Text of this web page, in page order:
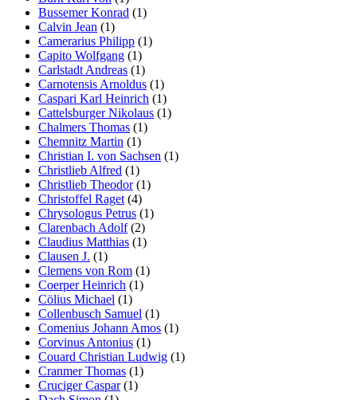
Bussemer Konrad (1)
Calvin Jean (1)
Camerarius Philipp (1)
Capito Wolfgang (1)
Carlstadt Andreas (1)
Carnotensis Arnoldus (1)
Caspari Karl Heinrich (1)
Cattelsburger Nikolaus (1)
Chalmers Thomas (1)
Chemnitz Martin (1)
Christian I. von Sachsen (1)
Christlieb Alfred (1)
Christlieb Theodor(1)
Christoffel Raget (4)
Chrysologus Petrus (1)
Clarenbach Adolf(2)
Claudius Matthias (1)
Clausen J. (1)
Clemens von Rom (1)
Coerper Heinrich (1)
Cölius Michael (1)
Collenbusch Samuel (1)
Comenius Johann Amos (1)
Corvinus Antonius (1)
Couard Christian Ludwig (1)
Cranmer Thomas (1)
Cruciger Caspar(1)